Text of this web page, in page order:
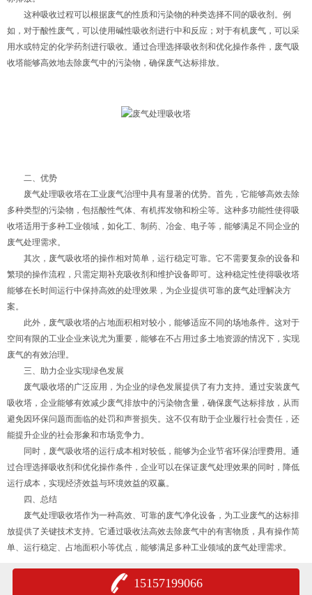
这种吸收过程可以根据废气的性质和污染物的种类选择不同的吸收剂。例
如，对于酸性废气，可以使用碱性吸收剂进行中和反应；对于有机废气，可以采
用水或特定的化学药剂进行吸收。通过合理选择吸收剂和优化操作条件，废气吸
收塔能够高效地去除废气中的污染物，确保废气达标排放。
二、优势
废气处理吸收塔在工业废气治理中具有显著的优势。首先，它能够高效去除
多种类型的污染物，包括酸性气体、有机挥发物和粉尘等。这种多功能性使得吸
收塔适用于多种工业领域，如化工、制药、冶金、电子等，能够满足不同企业的
废气处理需求。
其次，废气吸收塔的操作相对简单，运行稳定可靠。它不需要复杂的设备和
繁琐的操作流程，只需定期补充吸收剂和维护设备即可。这种稳定性使得吸收塔
能够在长时间运行中保持高效的处理效果，为企业提供可靠的废气处理解决方
案。
此外，废气吸收塔的占地面积相对较小，能够适应不同的场地条件。这对于
空间有限的工业企业来说尤为重要，能够在不占用过多土地资源的情况下，实现
废气的有效治理。
三、助力企业实现绿色发展
废气吸收塔的广泛应用，为企业的绿色发展提供了有力支持。通过安装废气
吸收塔，企业能够有效减少废气排放中的污染物含量，确保废气达标排放，从而
避免因环保问题而面临的处罚和声誉损失。这不仅有助于企业履行社会责任，还
能提升企业的社会形象和市场竞争力。
同时，废气吸收塔的运行成本相对较低，能够为企业节省环保治理费用。通
过合理选择吸收剂和优化操作条件，企业可以在保证废气处理效果的同时，降低
运行成本，实现经济效益与环境效益的双赢。
四、总结
废气处理吸收塔作为一种高效、可靠的废气净化设备，为工业废气的达标排
放提供了关键技术支持。它通过吸收法高效去除废气中的有害物质，具有操作简
单、运行稳定、占地面积小等优点，能够满足多种工业领域的废气处理需求。
15157199066